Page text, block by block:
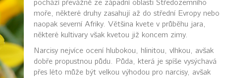
pochází převážně ze západní oblasti Středozemního
moře, některé druhy zasahují až do střední Evropy nebo
naopak severní Afriky. Většina kvete v průběhu jara,
některé kultivary však kvetou již koncem zimy.
Narcisy nejvíce ocení hlubokou, hlinitou, vlhkou, avšak
dobře propustnou půdu. Půda, která je spíše vysýchavá
přes léto může být velkou výhodou pro narcisy, avšak